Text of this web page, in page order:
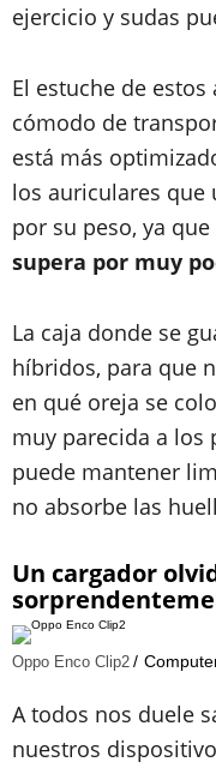
ejercicio y sudas
El estuche de
cómodo de
está más
los auriculares
por su peso, ya
supera por muy
La caja donde se
híbridos, para que
en qué oreja se
muy parecida a los
puede mantener
no absorbe las
Un cargador
Oppo Enco Clip2
A todos nos duele
nuestros